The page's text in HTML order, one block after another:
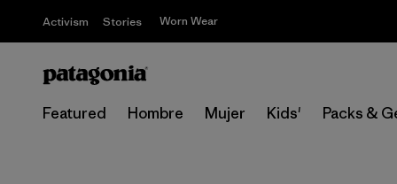
Activism Stories Worn Wear
Featured Hombre Mujer Kids' Packs &